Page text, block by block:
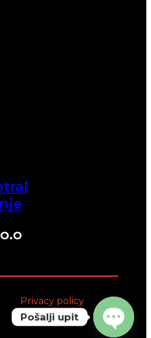
Privacy policy
Pošalji upit